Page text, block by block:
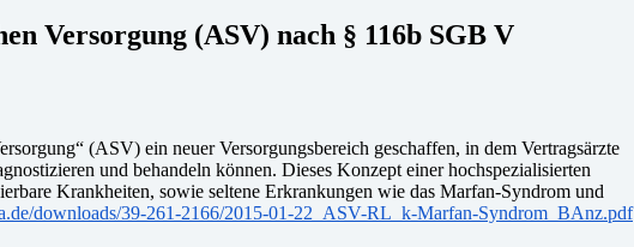
Versorgung (ASV) nach § 116b SGB V
(ASV) ein neuer Versorgungsbereich geschaffen, in dem Vertragsärzte
und behandeln können. Dieses Konzept einer hochspezialisierten
Krankheiten, sowie seltene Erkrankungen wie das Marfan-Syndrom und
downloads/39-261-2166/2015-01-22_ASV-RL_k-Marfan-Syndrom_BAnz.pdf